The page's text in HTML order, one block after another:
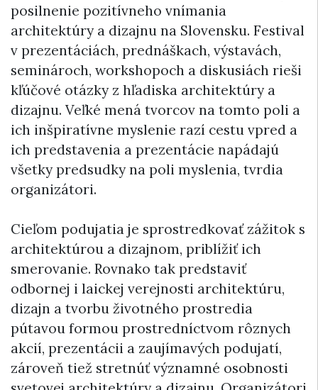
posilnenie pozitívneho vnímania
architektúry a dizajnu na Slovensku. Festival
v prezentáciách, prednáškach, výstavách,
seminároch, workshopoch a diskusiách rieši
kľúčové otázky z hľadiska architektúry a
dizajnu. Veľké mená tvorcov na tomto poli a
ich inšpiratívne myslenie razí cestu vpred a
ich predstavenia a prezentácie napádajú
všetky predsudky na poli myslenia, tvrdia
organizátori.
Cieľom podujatia je sprostredkovať zážitok s
architektúrou a dizajnom, priblížiť ich
smerovanie. Rovnako tak predstaviť
odbornej i laickej verejnosti architektúru,
dizajn a tvorbu životného prostredia
pútavou formou prostredníctvom rôznych
akcií, prezentácii a zaujímavých podujatí,
zároveň tiež stretnúť významné osobnosti